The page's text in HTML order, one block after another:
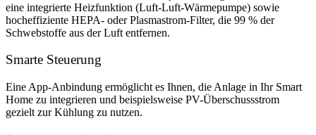
eine integrierte Heizfunktion (Luft-Luft-Wärmepumpe) sowie
hocheffiziente HEPA- oder Plasmastrom-Filter, die 99 % der
Schwebstoffe aus der Luft entfernen.
Smarte Steuerung
Eine App-Anbindung ermöglicht es Ihnen, die Anlage in Ihr Smart
Home zu integrieren und beispielsweise PV-Überschussstrom
gezielt zur Kühlung zu nutzen.